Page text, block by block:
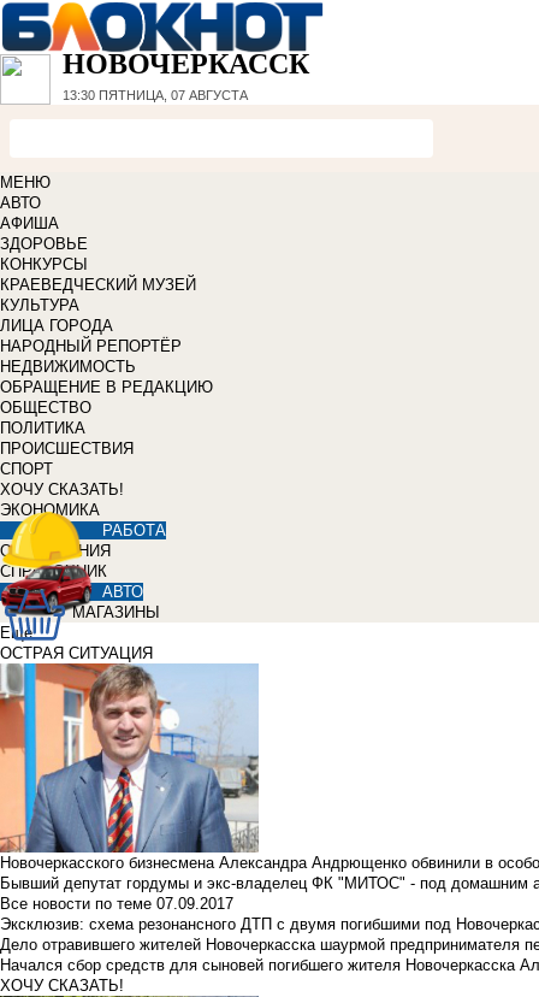
НОВОЧЕРКАССК
13:30 ПЯТНИЦА, 07 АВГУСТА
МЕНЮ
АВТО
АФИША
ЗДОРОВЬЕ
КОНКУРСЫ
КРАЕВЕДЧЕСКИЙ МУЗЕЙ
КУЛЬТУРА
ЛИЦА ГОРОДА
НАРОДНЫЙ РЕПОРТЁР
НЕДВИЖИМОСТЬ
ОБРАЩЕНИЕ В РЕДАКЦИЮ
ОБЩЕСТВО
ПОЛИТИКА
ПРОИСШЕСТВИЯ
СПОРТ
ХОЧУ СКАЗАТЬ!
ЭКОНОМИКА
РАБОТА
ОБЪЯВЛЕНИЯ
СПРАВОЧНИК
АВТО
МАГАЗИНЫ
Еще
ОСТРАЯ СИТУАЦИЯ
Новочеркасского бизнесмена Александра Андрющенко обвинили в
Бывший депутат гордумы и экс-владелец ФК "МИТОС" - под домашним
Все новости по теме 07.09.2017
Эксклюзив: схема резонансного ДТП с двумя погибшими под
Дело отравившего жителей Новочеркасска шаурмой предпринимателя
Начался сбор средств для сыновей погибшего жителя Новочеркасска
ХОЧУ СКАЗАТЬ!